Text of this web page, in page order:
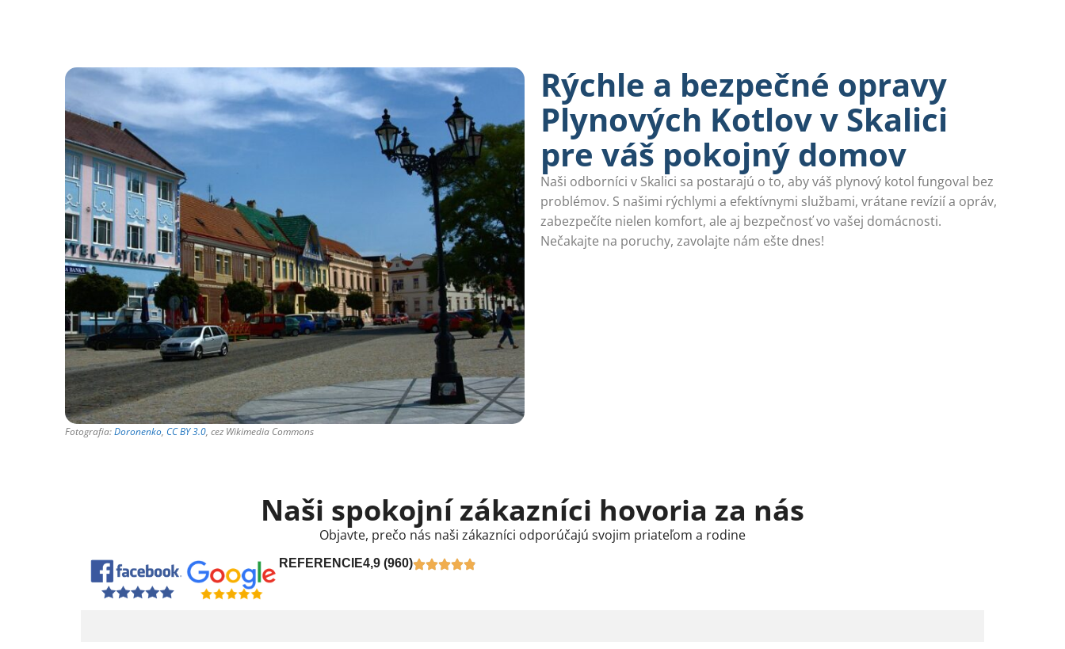
Fotografia:Doronenko, CC BY 3.0, cez Wikimedia Commons
Rýchle a bezpečné opravy
Plynových Kotlov v Skalici
pre váš pokojný domov
Naši odborníci v Skalici sa postarajú o to, aby váš plynový kotol fungoval bez
problémov. S našimi rýchlymi a efektívnymi službami, vrátane revízií a opráv,
zabezpečíte nielen komfort, ale aj bezpečnosť vo vašej domácnosti.
Nečakajte na poruchy, zavolajte nám ešte dnes!
Naši spokojní zákazníci hovoria za nás
Objavte, prečo nás naši zákazníci odporúčajú svojim priateľom a rodine
REFERENCIE4,9 (960)